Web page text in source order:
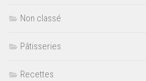
Non classé
Pâtisseries
Recettes